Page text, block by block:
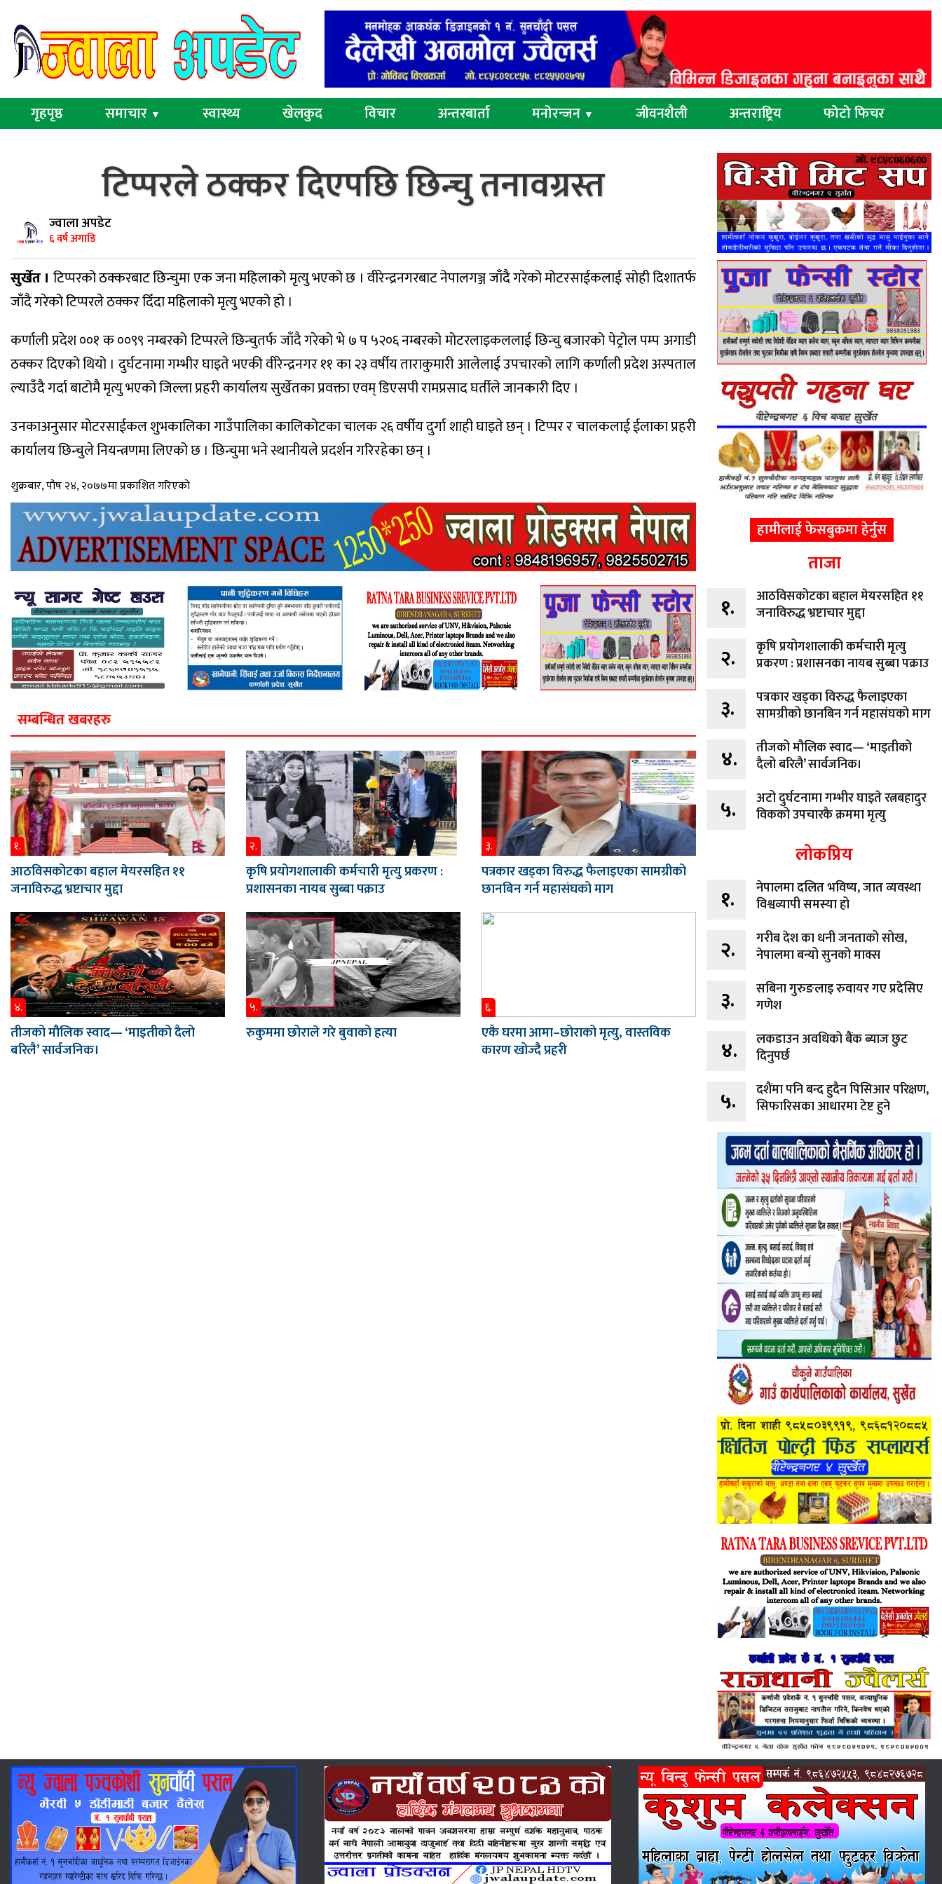
गृहपृष्ठ समाचार ▼ स्वास्थ्य खेलकुद विचार अन्तरबार्ता मनोरन्जन ▼ जीवनशैली अन्तराष्ट्रिय फोटो फिचर
टिप्परले ठक्कर दिएपछि छिन्चु तनावग्रस्त
ज्वाला अपडेट
६ वर्ष अगाडि
सुर्खेत । टिप्परको ठक्करबाट छिन्चुमा एक जना महिलाको मृत्यु भएको छ । वीरेन्द्रनगरबाट नेपालगञ्ज जाँदै गरेको मोटरसाईकलाई सोही दिशातर्फ
जाँदै गरेको टिप्परले ठक्कर दिँदा महिलाको मृत्यु भएको हो ।
कर्णाली प्रदेश ००१ क ००९९ नम्बरको टिप्परले छिन्चुतर्फ जाँदै गरेको भे ७ प ५२०६ नम्बरको मोटरलाइकललाई छिन्चु बजारको पेट्रोल पम्प अगाडी
ठक्कर दिएको थियो । दुर्घटनामा गम्भीर घाइते भएकी वीरेन्द्रनगर ११ का २३ वर्षीय ताराकुमारी आलेलाई उपचारको लागि कर्णाली प्रदेश अस्पताल
ल्याउँदै गर्दा बाटोमै मृत्यु भएको जिल्ला प्रहरी कार्यालय सुर्खेतका प्रवक्ता एवम् डिएसपी रामप्रसाद घर्तीले जानकारी दिए ।
उनकाअनुसार मोटरसाईकल शुभकालिका गाउँपालिका कालिकोटका चालक २६ वर्षीय दुर्गा शाही घाइते छन् । टिप्पर र चालकलाई ईलाका प्रहरी
कार्यालय छिन्चुले नियन्त्रणमा लिएको छ । छिन्चुमा भने स्थानीयले प्रदर्शन गरिरहेका छन् ।
शुक्रबार, पौष २४, २०७७मा प्रकाशित गरिएको
सम्बन्धित खबरहरु
१.
आठविसकोटका बहाल मेयरसहित ११
जनाविरुद्ध भ्रष्टाचार मुद्दा
२.
कृषि प्रयोगशालाकी कर्मचारी मृत्यु प्रकरण :
प्रशासनका नायब सुब्बा पक्राउ
३.
पत्रकार खड्का विरुद्ध फैलाइएका सामग्रीको
छानबिन गर्न महासंघको माग
४.
तीजको मौलिक स्वाद— ‘माइतीको दैलो
बरिलै’ सार्वजनिक।
५.
रुकुममा छोराले गरे बुवाको हत्या
६.
एकै घरमा आमा–छोराको मृत्यु, वास्तविक
कारण खोज्दै प्रहरी
हामीलाई फेसबुकमा हेर्नुस
ताजा
१.
आठविसकोटका बहाल मेयरसहित ११
जनाविरुद्ध भ्रष्टाचार मुद्दा
२.
कृषि प्रयोगशालाकी कर्मचारी मृत्यु
प्रकरण : प्रशासनका नायब सुब्बा पक्राउ
३.
पत्रकार खड्का विरुद्ध फैलाइएका
सामग्रीको छानबिन गर्न महासंघको माग
४.
तीजको मौलिक स्वाद— ‘माइतीको
दैलो बरिलै’ सार्वजनिक।
५.
अटो दुर्घटनामा गम्भीर घाइते रत्नबहादुर
विकको उपचारकै क्रममा मृत्यु
लोकप्रिय
१.
नेपालमा दलित भविष्य, जात व्यवस्था
विश्वव्यापी समस्या हो
२.
गरीब देश का धनी जनताको सोख,
नेपालमा बन्यो सुनको माक्स
३.
सबिना गुरुङलाइ रुवायर गए प्रदेसिए
गणेश
४.
लकडाउन अवधिको बैंक ब्याज छुट
दिनुपर्छ
५.
दशैंमा पनि बन्द हुदैन पिसिआर परिक्षण,
सिफारिसका आधारमा टेष्ट हुने